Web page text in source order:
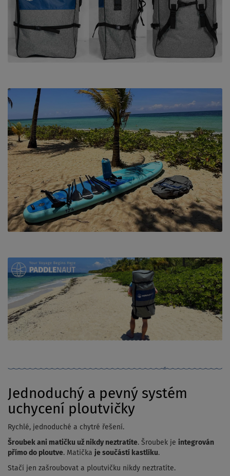
Jednoduchý a pevný systém
uchycení ploutvičky
Rychlé, jednoduché a chytré řešení.
Šroubek ani matičku už nikdy neztratíte. Šroubek je integrován
přímo do ploutve. Matička je součástí kastlíku.
Stačí jen zašroubovat a ploutvičku nikdy neztratíte.